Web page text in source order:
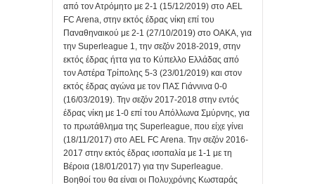
από τον Ατρόμητο με 2-1 (15/12/2019) στο AEL
FC Arena, στην εκτός έδρας νίκη επί του
Παναθηναικού με 2-1 (27/10/2019) στο ΟΑΚΑ, για
την Superleague 1, την σεζόν 2018-2019, στην
εκτός έδρας ήττα για το Κύπελλο Ελλάδας από
τον Αστέρα Τρίπολης 5-3 (23/01/2019) και στον
εκτός έδρας αγώνα με τον ΠΑΣ Γιάννινα 0-0
(16/03/2019). Την σεζόν 2017-2018 στην εντός
έδρας νίκη με 1-0 επί του Απόλλωνα Σμύρνης, για
το πρωτάθλημα της Superleague, που είχε γίνει
(18/11/2017) στο AEL FC Arena. Την σεζόν 2016-
2017 στην εκτός έδρας ισοπαλία με 1-1 με τη
Βέροια (18/01/2017) για την Superleague.
Βοηθοί του θα είναι οι Πολυχρόνης Κωσταράς